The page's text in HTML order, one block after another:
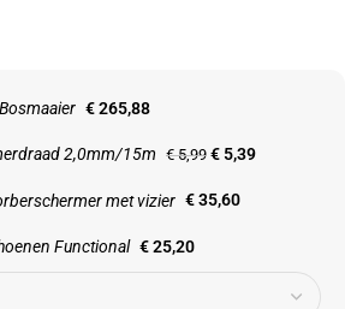
€265,88
2,0mm/15m €5,99 € 5,39
met vizier €35,60
Functional €25,20